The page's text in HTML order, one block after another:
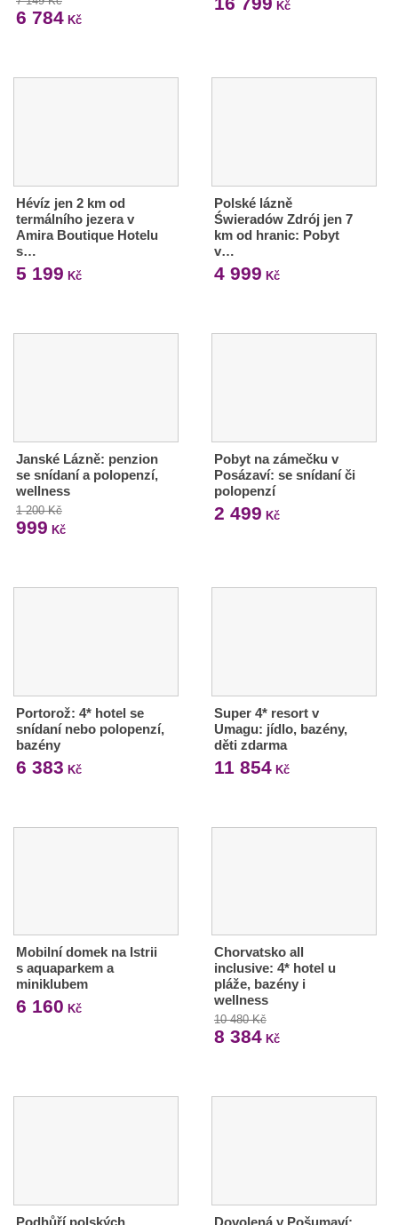
6 784 Kč
Kč
Hévíz jen 2 km od
termálního jezera v
Amira Boutique Hotelu
s…
5 199 Kč
Polské lázně
Świeradów Zdrój jen 7
km od hranic: Pobyt
v…
4 999 Kč
Janské Lázně: penzion
se snídaní a polopenzí,
wellness
1 200 Kč
999 Kč
Pobyt na zámečku v
Posázaví: se snídaní či
polopenzí
2 499 Kč
Portorož: 4* hotel se
snídaní nebo polopenzí,
bazény
6 383 Kč
Super 4* resort v
Umagu: jídlo, bazény,
děti zdarma
11 854Kč
Mobilní domek na Istrii
s aquaparkem a
miniklubem
6 160 Kč
Chorvatsko all
inclusive: 4* hotel u
pláže, bazény i
wellness
10 480 Kč
8 384Kč